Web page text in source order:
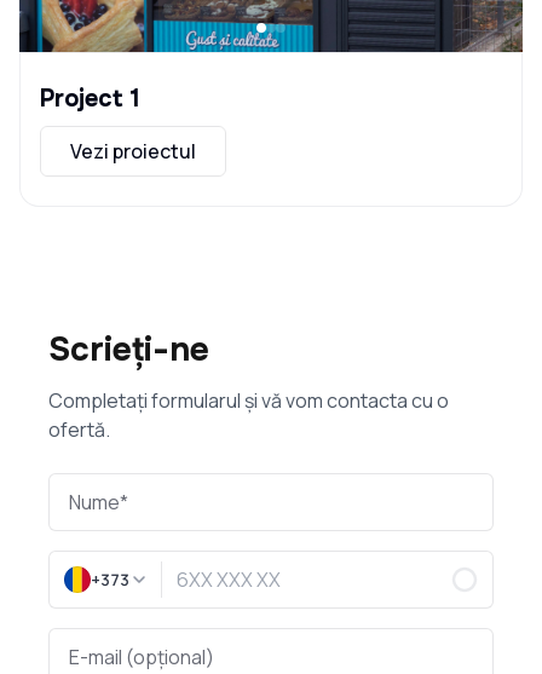
Project 1
Vezi proiectul
Scrieți-ne
Completați formularul și vă vom contacta cu o
ofertă.
+373